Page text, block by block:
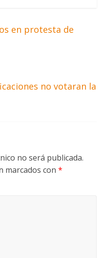
en protesta de
no votaran la
no será publicada.
marcados con*